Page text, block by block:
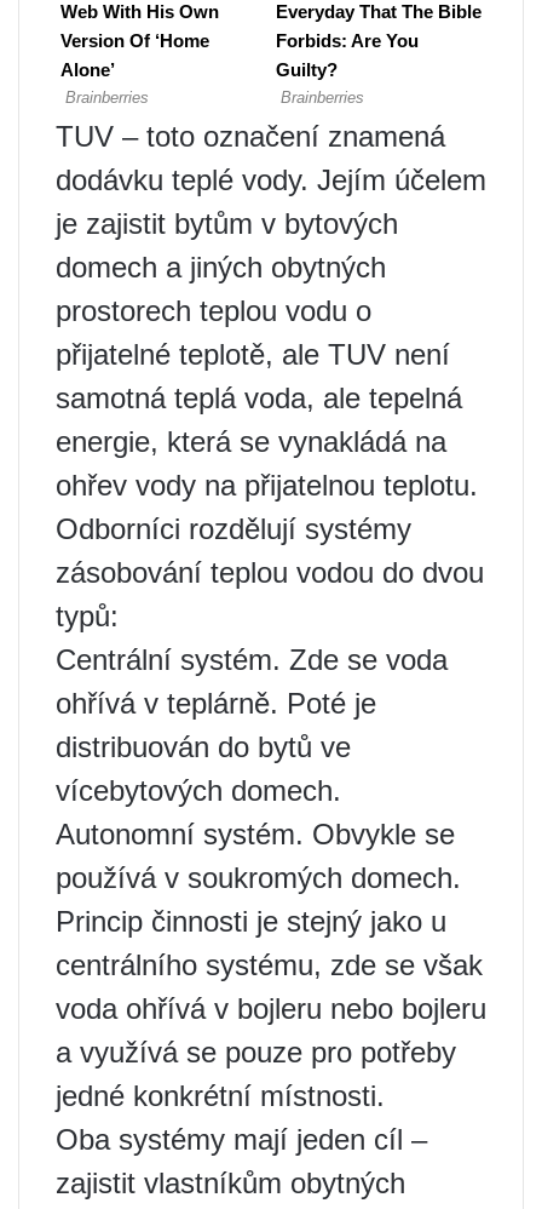
TUV – toto označení znamená
dodávku teplé vody. Jejím účelem
je zajistit bytům v bytových
domech a jiných obytných
prostorech teplou vodu o
přijatelné teplotě, ale TUV není
samotná teplá voda, ale tepelná
energie, která se vynakládá na
ohřev vody na přijatelnou teplotu.
Odborníci rozdělují systémy
zásobování teplou vodou do dvou
typů:
Centrální systém. Zde se voda
ohřívá v teplárně. Poté je
distribuován do bytů ve
vícebytových domech.
Autonomní systém. Obvykle se
používá v soukromých domech.
Princip činnosti je stejný jako u
centrálního systému, zde se však
voda ohřívá v bojleru nebo bojleru
a využívá se pouze pro potřeby
jedné konkrétní místnosti.
Oba systémy mají jeden cíl –
zajistit vlastníkům obytných